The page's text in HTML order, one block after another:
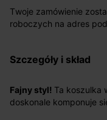
Twoje zamówienie
roboczych na adres
pośrednictwem DHL
roboczych do
koszt przesyłki wynosi
szczegóły i skład
Fajny styl! Ta koszulka
doskonale komponuje